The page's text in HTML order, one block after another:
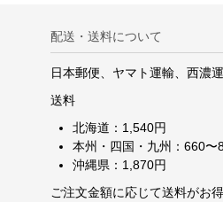
配送・送料について
日本郵便、ヤマト運輸、西濃
送料
北海道：1,540円
本州・四国・九州：660〜
沖縄県：1,870円
ご注文金額に応じて送料がお